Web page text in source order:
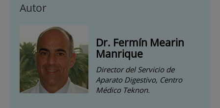
Autor
Dr. Fermín Mearin
Manrique
Director del Servicio de
Aparato Digestivo, Centro
Médico Teknon.